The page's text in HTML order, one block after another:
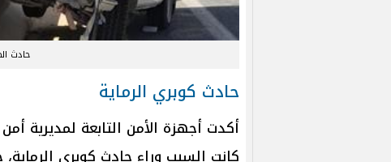
حادث
حادث كوبري الرماية
أكدت أجهزة الأمن التابعة لمديرية
كانت السبب وراء حادث كوبري